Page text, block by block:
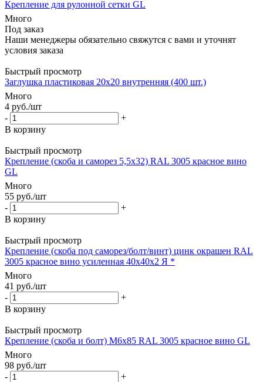
Крепление для рулонной сетки GL
Много
Под заказ
Наши менеджеры обязательно свяжутся с вами и уточнят
условия заказа
Быстрый просмотр
Заглушка пластиковая 20х20 внутренняя (400 шт.)
Много
4 руб./шт
-
+
В корзину
Быстрый просмотр
Крепление (скоба и саморез 5,5х32) RAL 3005 красное вино
GL
Много
55 руб./шт
-
+
В корзину
Быстрый просмотр
Крепление (скоба под саморез/болт/винт) цинк окрашен RAL
3005 красное вино усиленная 40х40х2 Я *
Много
41 руб./шт
-
+
В корзину
Быстрый просмотр
Крепление (скоба и болт) М6х85 RAL 3005 красное вино GL
Много
98 руб./шт
-
+